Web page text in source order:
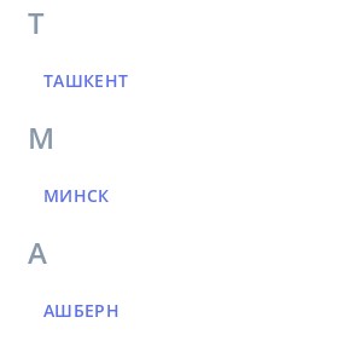
Т
ТАШКЕНТ
М
МИНСК
А
АШБЕРН